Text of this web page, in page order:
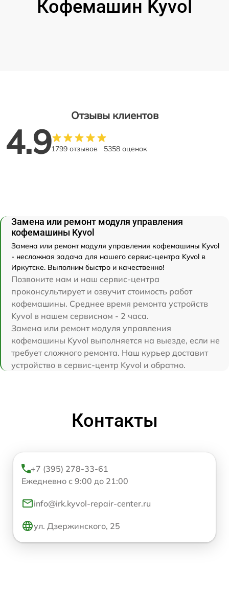
Кофемашин Kyvol
Отзывы клиентов
4.91799 отзывов 5358 оценок
Замена или ремонт модуля управления
кофемашины Kyvol
Замена или ремонт модуля управления кофемашины Kyvol
- несложная задача для нашего сервис-центра Kyvol в
Иркутске. Выполним быстро и качественно!
Позвоните нам и наш сервис-центра
проконсультирует и озвучит стоимость работ
кофемашины. Среднее время ремонта устройств
Kyvol в нашем сервисном - 2 часа.
Замена или ремонт модуля управления
кофемашины Kyvol выполняется на выезде, если не
требует сложного ремонта. Наш курьер доставит
устройство в сервис-центр Kyvol и обратно.
Контакты
+7 (395) 278-33-61
Ежедневно с 9:00 до 21:00
info@irk.kyvol-repair-center.ru
ул. Дзержинского, 25